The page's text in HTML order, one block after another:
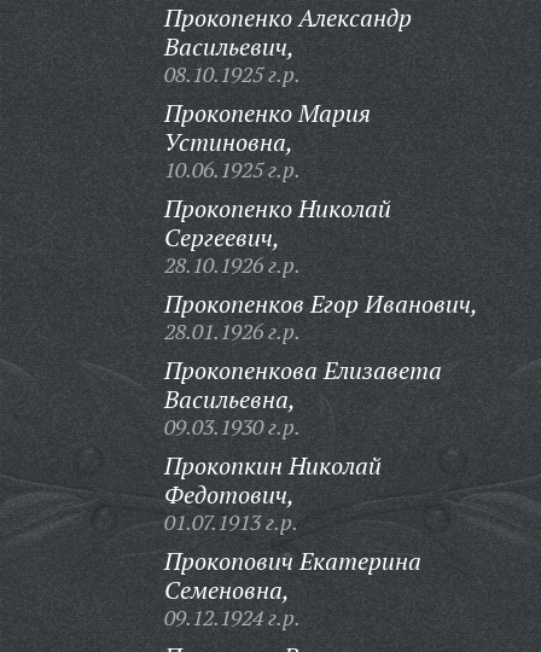
Прокопенко Александр
Васильевич,
08.10.1925 г.р.
Прокопенко Мария
Устиновна,
10.06.1925 г.р.
Прокопенко Николай
Сергеевич,
28.10.1926 г.р.
Прокопенков Егор Иванович,
28.01.1926 г.р.
Прокопенкова Елизавета
Васильевна,
09.03.1930 г.р.
Прокопкин Николай
Федотович,
01.07.1913 г.р.
Прокопович Екатерина
Семеновна,
09.12.1924 г.р.